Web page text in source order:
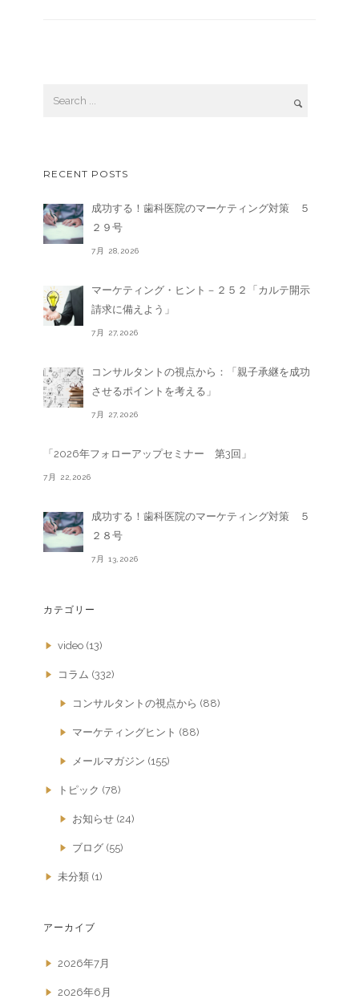
RECENT POSTS
成功する！歯科医院のマーケティング対策 ５
２９号
7月 28,2026
マーケティング・ヒント－２５２「カルテ開示
請求に備えよう」
7月 27,2026
コンサルタントの視点から：「親子承継を成功
させるポイントを考える」
7月 27,2026
「2026年フォローアップセミナー 第3回」
7月 22,2026
成功する！歯科医院のマーケティング対策 ５
２８号
7月 13,2026
カテゴリー
video (13)
コラム (332)
コンサルタントの視点から (88)
マーケティングヒント (88)
メールマガジン (155)
トピック (78)
お知らせ (24)
ブログ (55)
未分類 (1)
アーカイブ
2026年7月
2026年6月